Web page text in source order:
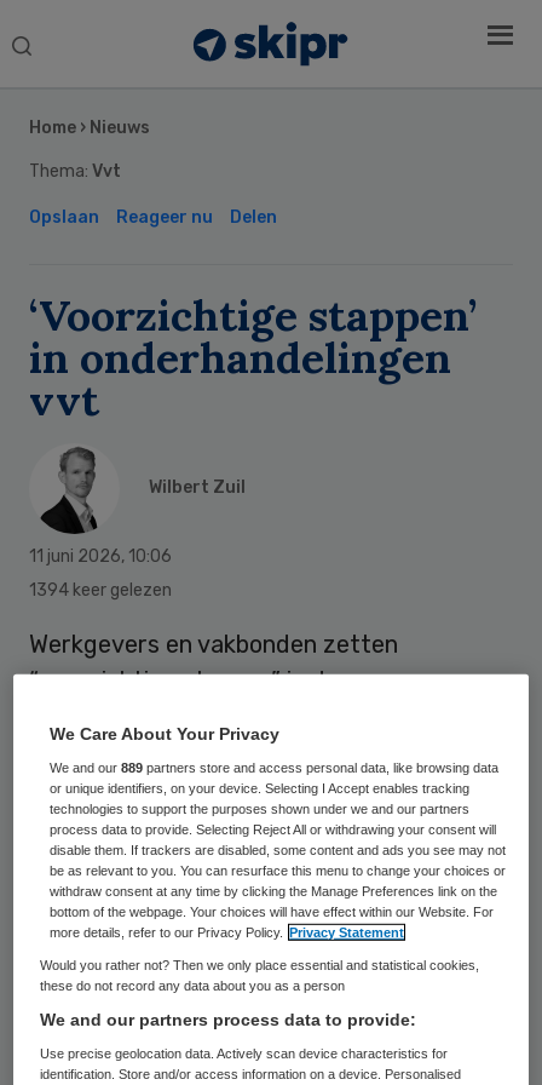
Search
Home › Nieuws
Thema: Vvt
Opslaan Reageer nu Delen
‘Voorzichtige stappen’
in onderhandelingen
vvt
Wilbert Zuil
11 juni 2026, 10:06
1394 keer gelezen
Werkgevers en vakbonden zetten
“voorzichtige stappen” in de
de vvt. Maar ook moeten nog knopen
worden doorgehakt over belangrijke
onderwerpen.
NU’91 laat weten dat er bijvoorbeeld ruimte
lijkt te zijn om medewerkers makkelijker
door te laten stromen naar een andere
functie met opleiding. “De bonden hebben
daarbij benadrukt dat de bescherming voor
Sidebar
We Care About Your Privacy
We and our889 partners store and access personal data, like browsing data
or unique identifiers, on your device. Selecting I Accept enables tracking
technologies to support the purposes shown under we and our partners
process data to provide. Selecting Reject All or withdrawing your consent will
disable them. If trackers are disabled, some content and ads you see may not
be as relevant to you. You can resurface this menu to change your choices or
withdraw consent at any time by clicking the Manage Preferences link on the
bottom of the webpage. Your choices will have effect within our Website. For
more details, refer to our Privacy Policy.
Privacy Statement
Would you rather not? Then we only place essential and statistical cookies,
these do not record any data about you as a person
We and our partners process data to provide:
Use precise geolocation data. Actively scan device characteristics for
identification. Store and/or access information on a device. Personalised